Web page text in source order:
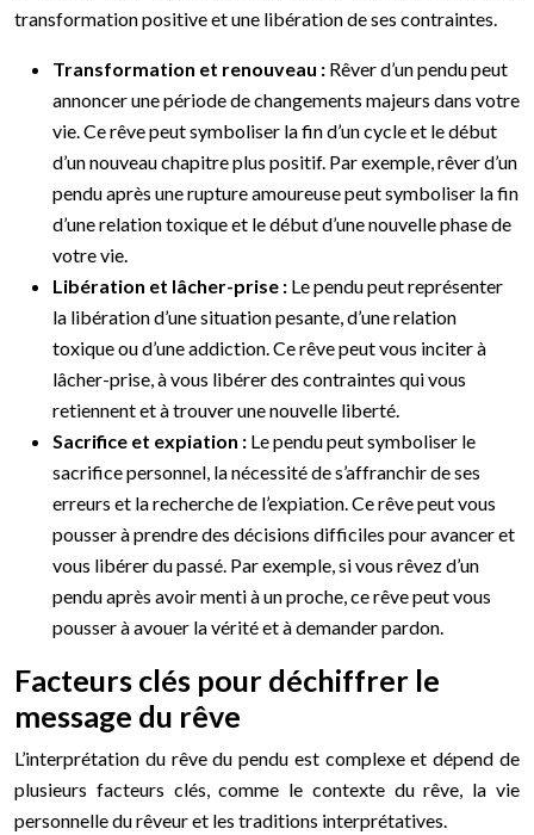
transformation positive et une libération de ses contraintes.
Transformation et renouveau : Rêver d’un pendu peut
annoncer une période de changements majeurs dans votre
vie. Ce rêve peut symboliser la fin d’un cycle et le début
d’un nouveau chapitre plus positif. Par exemple, rêver d’un
pendu après une rupture amoureuse peut symboliser la fin
d’une relation toxique et le début d’une nouvelle phase de
votre vie.
Libération et lâcher-prise : Le pendu peut représenter
la libération d’une situation pesante, d’une relation
toxique ou d’une addiction. Ce rêve peut vous inciter à
lâcher-prise, à vous libérer des contraintes qui vous
retiennent et à trouver une nouvelle liberté.
Sacrifice et expiation : Le pendu peut symboliser le
sacrifice personnel, la nécessité de s’affranchir de ses
erreurs et la recherche de l’expiation. Ce rêve peut vous
pousser à prendre des décisions difficiles pour avancer et
vous libérer du passé. Par exemple, si vous rêvez d’un
pendu après avoir menti à un proche, ce rêve peut vous
pousser à avouer la vérité et à demander pardon.
Facteurs clés pour déchiffrer le
message du rêve
L’interprétation du rêve du pendu est complexe et dépend de
plusieurs facteurs clés, comme le contexte du rêve, la vie
personnelle du rêveur et les traditions interprétatives.